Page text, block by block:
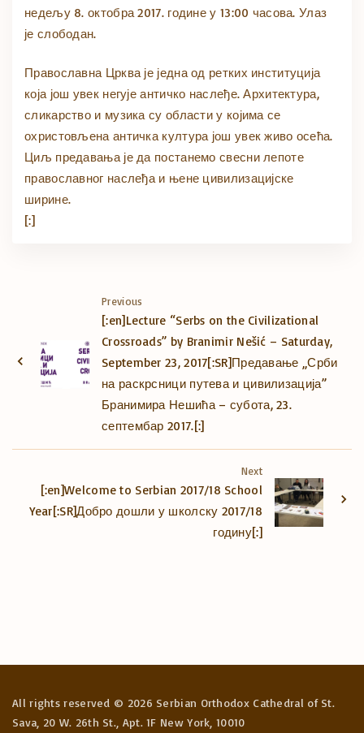
недељу 8. октобра 2017. године у 13:00 часова. Улаз
је слободан.
Православна Црква је једна од ретких институција
која још увек негује античко наслеђе. Архитектура,
сликарство и музика су области у којима се
охристовљена античка култура још увек живо осећа.
Циљ предавања је да постанемо свесни лепоте
православног наслеђа и њене цивилизацијске
ширине.
[:]
Previous
[:en]Lecture “Serbs on the Civilizational
Crossroads” by Branimir Nešić – Saturday,
September 23, 2017[:SR]Предавање „Срби
на раскрсници путева и цивилизација”
Бранимира Нешића – субота, 23.
септембар 2017.[:]
Next
[:en]Welcome to Serbian 2017/18 School
Year[:SR]Добро дошли у школску 2017/18
годину[:]
All rights reserved © 2026 Serbian Orthodox Cathedral of St.
Sava, 20 W. 26th St., Apt. 1F New York, 10010